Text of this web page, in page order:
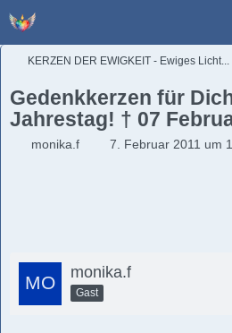
KERZEN DER EWIGKEIT - Ewiges
Gedenkkerzen für
Jahrestag! † 07
monika.f 7. Februar 2011 um
monika.f
Gast